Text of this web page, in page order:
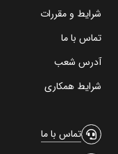
شرایط و مقررات
تماس با ما
آدرس شعب
شرایط همکاری
تماس با ما